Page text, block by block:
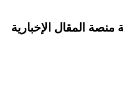
المقال الإخبارية